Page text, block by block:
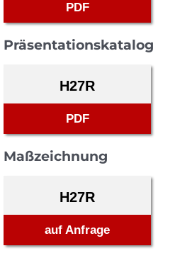
PDF
Präsentationskatalog
H27R
PDF
Maßzeichnung
H27R
auf Anfrage